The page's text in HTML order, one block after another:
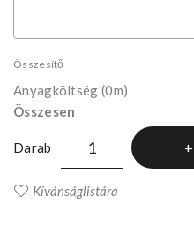
Összesítő
Anyagköltség (0m)
Összesen
Darab
Kívánságlistára